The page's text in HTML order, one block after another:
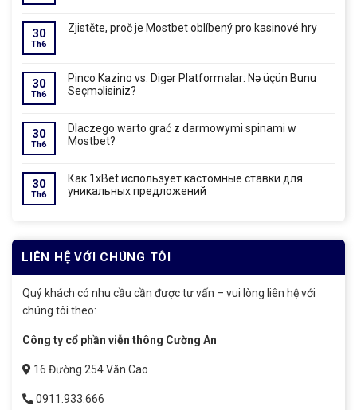
30
Th6
Zjistěte, proč je Mostbet oblíbený pro kasinové hry
30
Th6
Pinco Kazino vs. Digər Platformalar: Nə üçün Bunu
Seçməlisiniz?
30
Th6
Dlaczego warto grać z darmowymi spinami w
Mostbet?
30
Th6
Как 1xBet использует кастомные ставки для
уникальных предложений
LIÊN HỆ VỚI CHÚNG TÔI
Quý khách có nhu cầu cần được tư vấn – vui lòng liên hệ với
chúng tôi theo:
Công ty cổ phần viễn thông Cường An
16 Đường 254 Văn Cao
0911.933.666